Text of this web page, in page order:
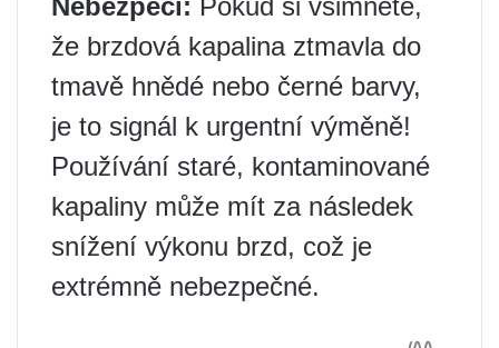
Nebezpečí: Pokud si všimnete,
že brzdová kapalina ztmavla do
tmavě hnědé nebo černé barvy,
je to signál k urgentní výměně!
Používání staré, kontaminované
kapaliny může mít za následek
snížení výkonu brzd, což je
extrémně nebezpečné.